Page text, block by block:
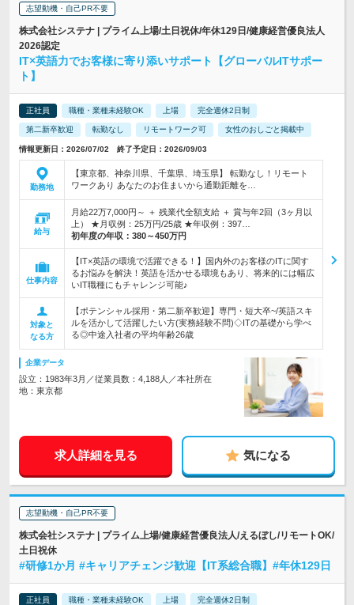
志望動機・自己PR不要
株式会社システナ | プライム上場/土日祝休/年休129日/健康経営優良法人
2026認定
IT×英語力でお客様に寄り添いサポート【グローバルITサポー
ト】
正社員 職種・業種未経験OK 上場 完全週休2日制
第二新卒歓迎 転勤なし リモートワーク可 女性のおしごと掲載中
情報更新日：2026/07/02 終了予定日：2026/09/03
勤務地
【東京都、神奈川県、千葉県、埼玉県】 転勤なし！リモート
ワークあり あなたのお住まいから通勤距離を…
給与
月給22万7,000円～ ＋ 残業代全額支給 ＋ 賞与年2回（3ヶ月以
上） ★月収例：25万円/25歳 ★年収例：397…
初年度の年収： 380～450万円
仕事内容
【IT×英語の環境で活躍できる！】国内外のお客様のITに関す
るお悩みを解決！英語を活かせる環境もあり、将来的には幅広
いIT職種にもチャレンジ可能♪
対象と
なる方
【ポテンシャル採用・第二新卒歓迎】専門・短大卒~/英語スキ
ルを活かして活躍したい方(実務経験不問)◇ITの基礎から学べ
る◎中途入社者の平均年齢26歳
企業データ
設立：1983年3月／従業員数：4,188人／本社所在
地：東京都
求人詳細を見る 気になる
志望動機・自己PR不要
株式会社システナ | プライム上場/健康経営優良法人/えるぼし/リモートOK/
土日祝休
#研修1か月 #キャリアチェンジ歓迎【IT系総合職】#年休129日
正社員 職種・業種未経験OK 上場 完全週休2日制